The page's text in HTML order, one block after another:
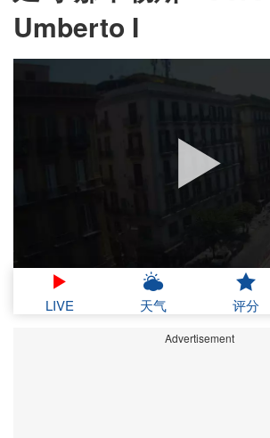
Umberto I
LIVE 天气 评分
Advertisement